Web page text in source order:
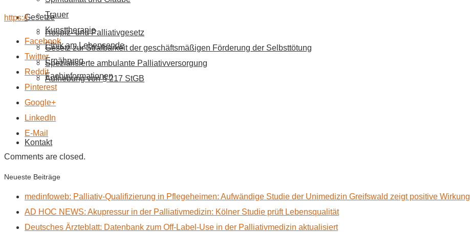
Trauer
Kunsttherapie
Ethik am Lebensende
Ernährung
Fachinformationen
Gesetze
Hospiz- und Palliativgesetz
Gesetz zur Strafbarkeit der geschäftsmäßigen Förderung der Selbsttötung
Spezialisierte ambulante Palliativversorgung
Aufhebung von § 217 StGB
Kontakt
https://
Facebook
Twitter
Reddit
Pinterest
Google+
LinkedIn
E-Mail
Comments are closed.
Neueste Beiträge
medinfoweb: Palliativ-Qualifizierung in Pflegeheimen: Aufwändige Studie der Unimedizin Greifswald zeigt positive Wirkung
AD HOC NEWS: Akupressur in der Palliativmedizin: Kölner Studie prüft Lebensqualität
Deutsches Ärzteblatt: Datenbank zum Off-Label-Use in der Palliativmedizin aktualisiert